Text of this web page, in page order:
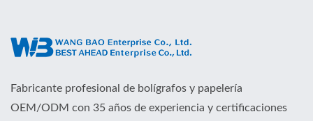
Fabricante profesional de bolígrafos y papelería
OEM/ODM con 35 años de experiencia y certificaciones